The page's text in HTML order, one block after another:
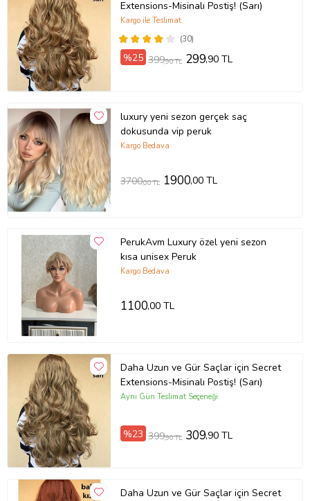
Extensions-Misinalı Postiş! (Sarı)
(30)
Kargo ile Teslimat
%25 399,90 TL 299,90 TL
luxury yeni sezon gerçek saç
dokusunda vip peruk
Kargo Bedava
3700,00 TL 1900,00 TL
PerukAvm Luxury özel yeni sezon
kısa unisex Peruk
Kargo Bedava
1100,00 TL
Daha Uzun ve Gür Saçlar için Secret
Extensions-Misinalı Postiş! (Sarı)
Aynı Gün Teslimat Seçeneği
%23 399,90 TL 309,90 TL
Daha Uzun ve Gür Saçlar için Secret